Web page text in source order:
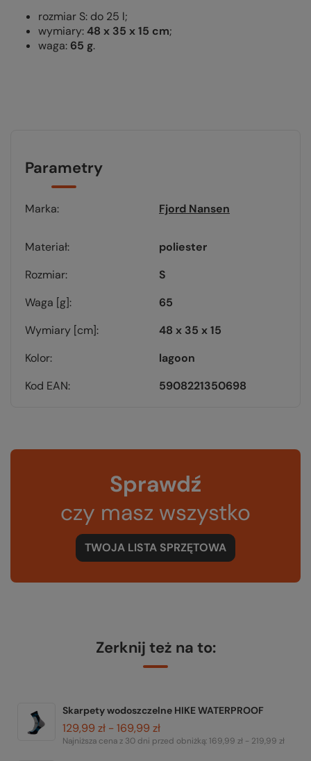
rozmiar S: do 25 l;
wymiary:48 x 35 x 15 cm;
waga: 65 g.
Parametry
Marka Fjord Nansen
Materiał
poliester
Rozmiar
S
Waga [g]
65
Wymiary [cm]
48 x 35 x 15
Kolor
lagoon
Kod EAN
5908221350698
Sprawdź
czy masz wszystko
TWOJA LISTA SPRZĘTOWA
Zerknij też na to:
Skarpety wodoszczelne HIKE WATERPROOF
129,99 zł - 169,99 zł
Najniższa cena z 30 dni przed obniżką:169,99 zł - 219,99 zł